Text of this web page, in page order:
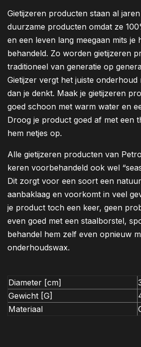
Gietijzeren producten staan al
duurzame producten omdat ze
en een leven lang meegaan mits je
behandeld. Zo worden gietijzeren
traditioneel van generatie op
Gietijzer vergt het juiste onderhoud
dan je denkt. Maak je gietijzeren
goed schoon met warm water en
Droog je product goed af met een
hem netjes op.
Alle gietijzeren producten van
keren voorbehandeld ook wel
Dit zorgt voor een soort een
aanbaklaag en voorkomt in veel
je product toch een keer, geen
even goed met een staalborstel,
behandel hem zelf even opnieuw
onderhoudswax.
Diameter [cm]
Gewicht [G]
Materiaal